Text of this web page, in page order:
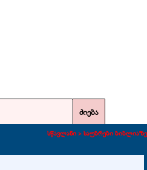
ძიება
სწავლანი > საუბრები ბიბლიაზე